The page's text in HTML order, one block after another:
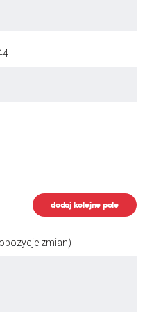
dodaj kolejne pole
zmian)